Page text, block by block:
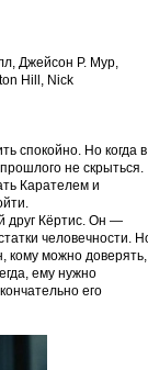
Джейсон Р. Мур,
Hill, Nick
спокойно. Но когда в
не скрыться.
Карателем и
друг Кёртис. Он —
человечности.
кому можно доверять,
ему нужно
его